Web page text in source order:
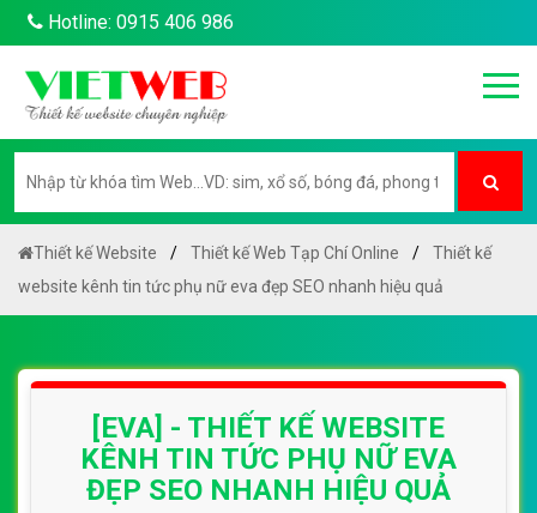
Hotline: 0915 406 986
Thiết kế Website Thiết kế Web Tạp Chí Online
Thiết kế
website kênh tin tức phụ nữ eva đẹp SEO nhanh hiệu quả
[EVA] - THIẾT KẾ WEBSITE
KÊNH TIN TỨC PHỤ NỮ EVA
ĐẸP SEO NHANH HIỆU QUẢ